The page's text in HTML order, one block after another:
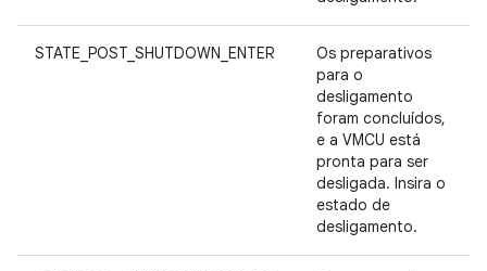
STATE_POST_SHUTDOWN_ENTER
Os preparativos
para o
desligamento
foram concluídos,
e a VMCU está
pronta para ser
desligada. Insira o
estado de
desligamento.